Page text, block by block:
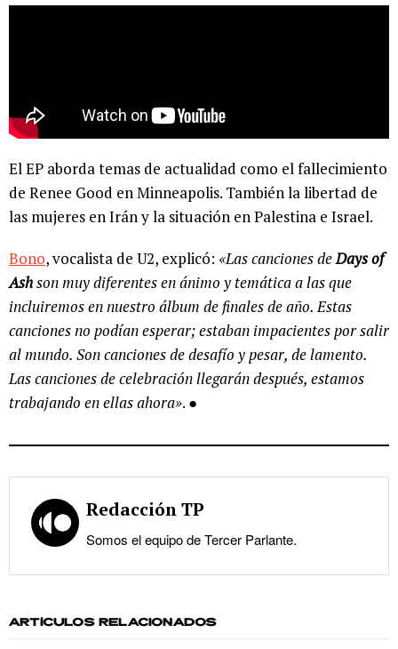
El EP aborda temas de actualidad como el fallecimiento
de Renee Good en Minneapolis. También la libertad de
las mujeres en Irán y la situación en Palestina e Israel.
Bono, vocalista de U2, explicó: «Las canciones deDays of
Ashson muy diferentes en ánimo y temática a las que
incluiremos en nuestro álbum de finales de año. Estas
canciones no podían esperar; estaban impacientes por salir
al mundo. Son canciones de desafío y pesar, de lamento.
Las canciones de celebración llegarán después, estamos
trabajando en ellas ahora». ●
Redacción TP
Somos el equipo de Tercer Parlante.
ARTÍCULOS RELACIONADOS